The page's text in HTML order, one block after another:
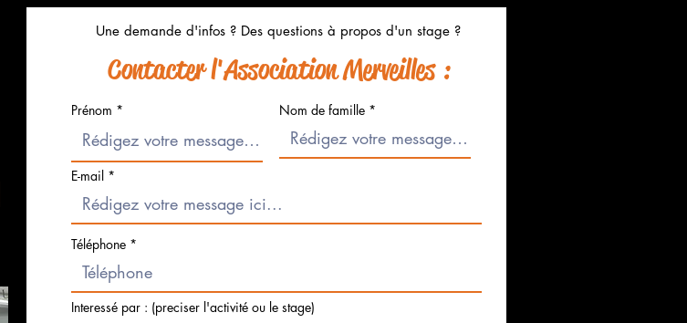
Une demande d'infos ? Des questions à propos d'un stage ?
Contacter l'Association Merveilles :
Prénom Nom de famille
E-mail
Téléphone
Interessé par : (preciser l'activité ou le stage)